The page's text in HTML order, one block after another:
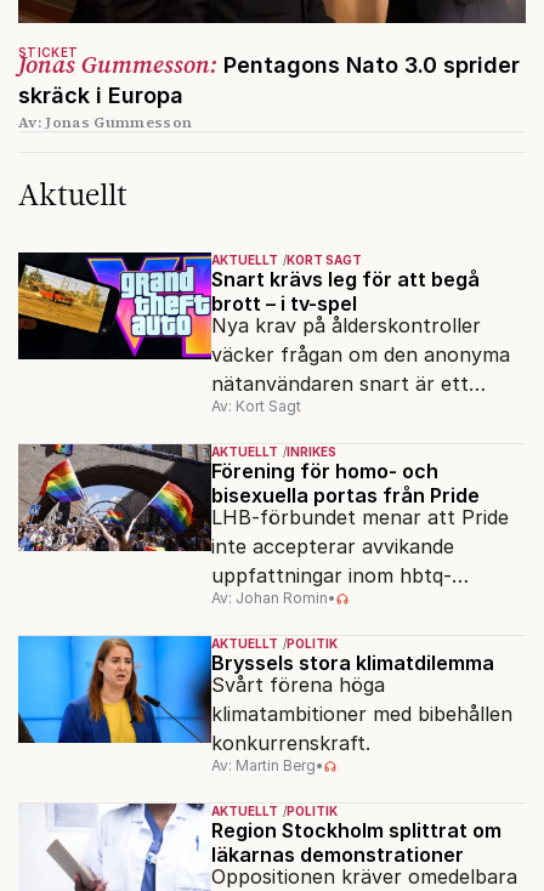
Jonas Gummesson: Pentagons Nato 3.0 sprider
skräck i Europa
STICKET
Av: Jonas Gummesson
Aktuellt
AKTUELLT KORT SAGT
Snart krävs leg för att begå
brott – i tv-spel
Nya krav på ålderskontroller
väcker frågan om den anonyma
nätanvändaren snart är ett
minne blott.
Av: Kort Sagt
AKTUELLT INRIKES
Förening för homo- och
bisexuella portas från Pride
LHB-förbundet menar att Pride
inte accepterar avvikande
uppfattningar inom hbtq-
rörelsen. "Vi har inga problem
med transpersoner", säger
ordföranden Linn Saarinen.
Av: Johan Romin•
AKTUELLT POLITIK
Bryssels stora klimatdilemma
Svårt förena höga
klimatambitioner med bibehållen
konkurrenskraft.
Av: Martin Berg•
AKTUELLT POLITIK
Region Stockholm splittrat om
läkarnas demonstrationer
Oppositionen kräver omedelbara